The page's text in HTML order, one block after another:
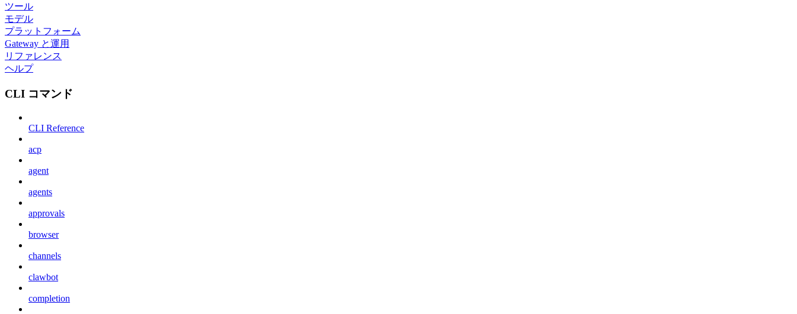
ツール
モデル
プラットフォーム
Gateway と運用
リファレンス
ヘルプ
CLI コマンド
CLI Reference
acp
agent
agents
approvals
browser
channels
clawbot
completion